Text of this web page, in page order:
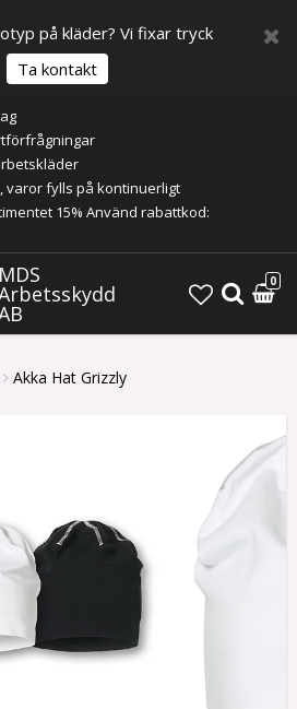
på kläder? Vi fixar tryck
Ta kontakt
varor fylls på kontinuerligt
15% Använd rabattkod:
MDS 0
Akka Hat Grizzly